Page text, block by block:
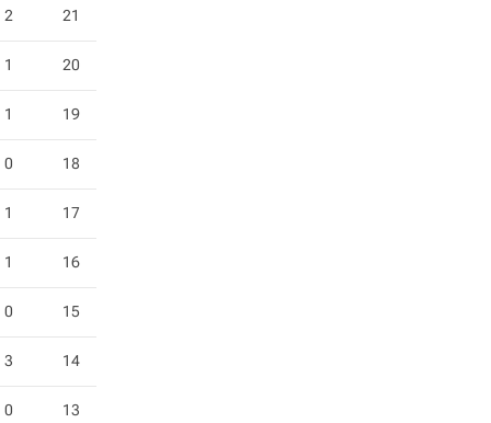
2 21
1 20
1 19
0 18
1 17
1 16
0 15
3 14
0 13